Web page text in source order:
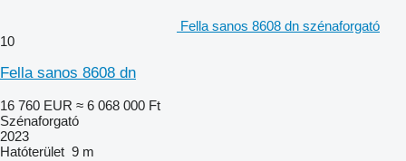
Fella sanos 8608 dn szénaforgató
10
Fella sanos 8608 dn
16 760 EUR ≈ 6 068 000 Ft
Szénaforgató
2023
Hatóterület 9 m